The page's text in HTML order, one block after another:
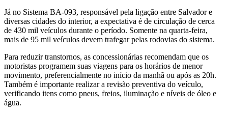
Já no Sistema BA-093, responsável pela ligação entre Salvador e
diversas cidades do interior, a expectativa é de circulação de cerca
de 430 mil veículos durante o período. Somente na quarta-feira,
mais de 95 mil veículos devem trafegar pelas rodovias do sistema.
Para reduzir transtornos, as concessionárias recomendam que os
motoristas programem suas viagens para os horários de menor
movimento, preferencialmente no início da manhã ou após as 20h.
Também é importante realizar a revisão preventiva do veículo,
verificando itens como pneus, freios, iluminação e níveis de óleo e
água.